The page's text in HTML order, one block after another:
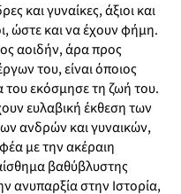
και γυναίκες, άξιοι και
ώστε και να έχουν φήμη.
αοιδήν, άρα προς
του, είναι όποιος
του εκόσμησε τη ζωή του.
ευλαβική έκθεση των
ανδρών και γυναικών,
με την ακέραιη
βαθύβλυστης
ανυπαρξία στην Ιστορία,